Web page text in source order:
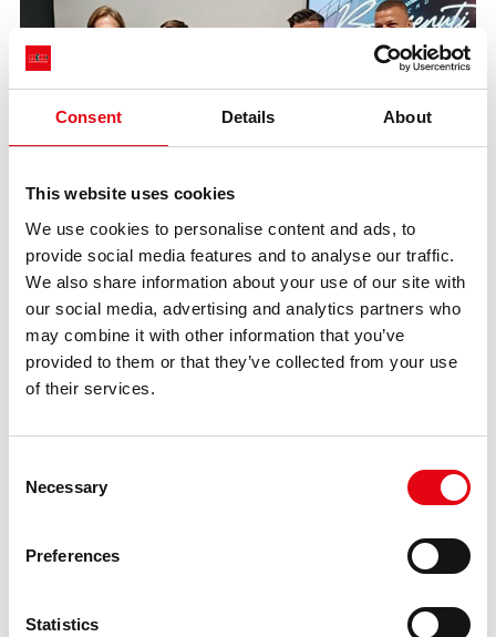
Consent Details About
This website uses cookies
We use cookies to personalise content and ads, to
provide social media features and to analyse our traffic.
We also share information about your use of our site with
our social media, advertising and analytics partners who
may combine it with other information that you’ve
provided to them or that they’ve collected from your use
of their services.
Selection
Necessary
Preferences
Statistics
13.03.2025
Raccorderie Metalliche принимает “Metal
Business Lounge”: выигрышная
синергия с футбольным клубом
Mantova Calcio
Связь между Raccorderie Metalliche и футбольным клубом
создавать ценность в рамках спонсорской сети красно-
белых. 13 марта в нашей Академии прошел особый